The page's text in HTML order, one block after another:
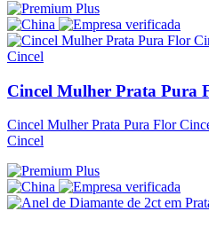
Cincel Mulher Prata Pura
Cincel Mulher Prata Pura Flor
Cincel